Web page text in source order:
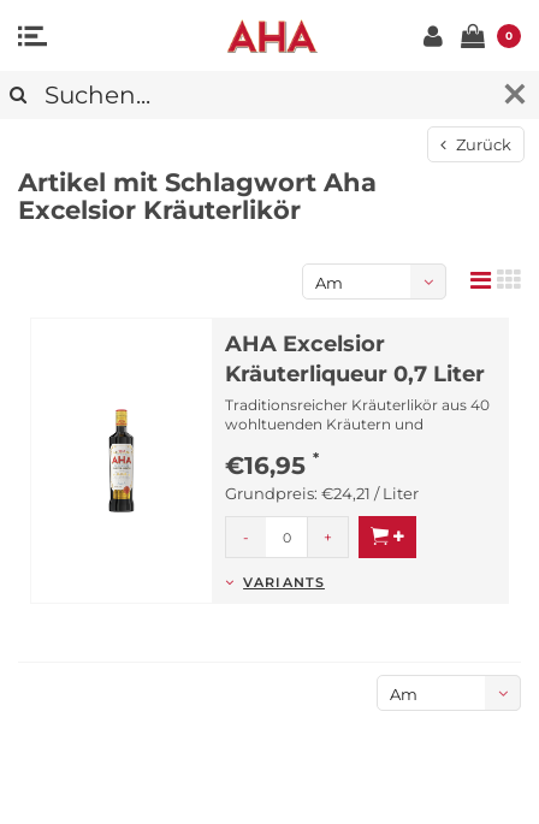
0
Zurück
Artikel mit Schlagwort Aha
Excelsior Kräuterlikör
Am
angesehen
AHA Excelsior
Kräuterliqueur 0,7 Liter
Traditionsreicher Kräuterlikör aus 40
wohltuenden Kräutern und
€16,95 *
Grundpreis: €24,21 / Liter
- +
VARIANTS
Am